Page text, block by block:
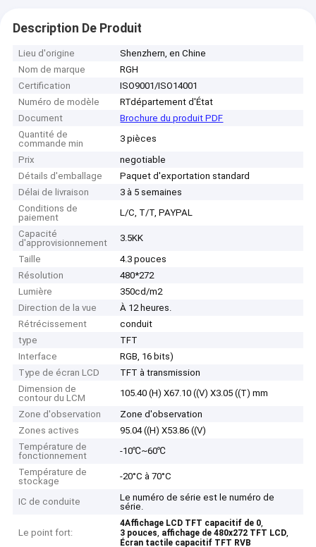
Description De Produit
Lieu d'origine
Shenzhern, en Chine
Nom de marque
RGH
Certification
ISO9001/ISO14001
Numéro de modèle
RTdépartement d'État
Document
Brochure du produit PDF
Quantité de
commande min
3 pièces
Prix
negotiable
Détails d'emballage
Paquet d'exportation standard
Délai de livraison
3 à 5 semaines
Conditions de
paiement
L/C, T/T, PAYPAL
Capacité
d'approvisionnement
3.5KK
Taille
4.3 pouces
Résolution
480*272
Lumière
350cd/m2
Direction de la vue
À 12 heures.
Rétrécissement
conduit
type
TFT
Interface
RGB, 16 bits)
Type de écran LCD
TFT à transmission
Dimension de
contour du LCM
105.40 (H) X67.10 ((V) X3.05 ((T) mm
Zone d'observation
Zone d'observation
Zones actives
95.04 ((H) X53.86 ((V)
Température de
fonctionnement
-10℃~60℃
Température de
stockage
-20°C à 70°C
IC de conduite
Le numéro de série est le numéro de
série.
Le point fort:
4Affichage LCD TFT capacitif de 0,
3 pouces, affichage de 480x272 TFT LCD,
Écran tactile capacitif TFT RVB